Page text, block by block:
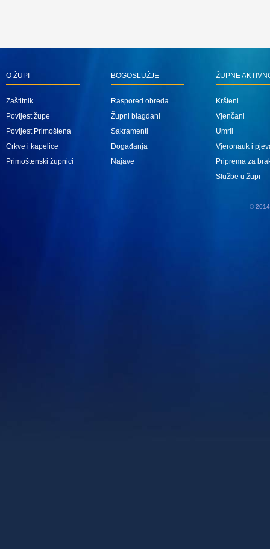
O ŽUPI
Zaštitnik
Povijest župe
Povijest Primoštena
Crkve i kapelice
Primoštenski župnici
BOGOSLUŽJE
Raspored obreda
Župni blagdani
Sakramenti
Događanja
Najave
ŽUPNE
Kršteni
Vjenčani
Umrli
Vjeronauk i
Priprema za
Službe u župi
© 2014